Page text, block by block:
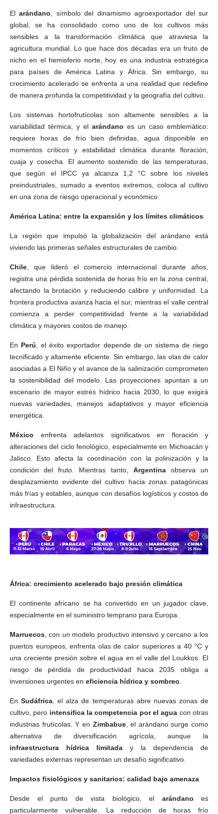
Elarándano, símbolo del dinamismo agroexportador del sur
global, se ha consolidado como uno de los cultivos más
sensibles a la transformación climática que atraviesa la
agricultura mundial. Lo que hace dos décadas era un fruto de
nicho en el hemisferio norte, hoy es una industria estratégica
para países de América Latina y África. Sin embargo, su
crecimiento acelerado se enfrenta a una realidad que redefine
de manera profunda la competitividad y la geografía del cultivo.
Los sistemas hortofrutícolas son altamente sensibles a la
variabilidad térmica, y el arándano es un caso emblemático:
requiere horas de frío bien definidas, agua disponible en
momentos críticos y estabilidad climática durante floración,
cuaja y cosecha. El aumento sostenido de las temperaturas,
que según el IPCC ya alcanza 1,2 °C sobre los niveles
preindustriales, sumado a eventos extremos, coloca al cultivo
en una zona de riesgo operacional y económico.
América Latina: entre la expansión y los límites climáticos
La región que impulsó la globalización del arándano está
viviendo las primeras señales estructurales de cambio.
Chile, que lideró el comercio internacional durante años,
registra una pérdida sostenida de horas frío en la zona central,
afectando la brotación y reduciendo calibre y uniformidad. La
frontera productiva avanza hacia el sur, mientras el valle central
comienza a perder competitividad frente a la variabilidad
climática y mayores costos de manejo.
En Perú, el éxito exportador depende de un sistema de riego
tecnificado y altamente eficiente. Sin embargo, las olas de calor
asociadas a El Niño y el avance de la salinización comprometen
la sostenibilidad del modelo. Las proyecciones apuntan a un
escenario de mayor estrés hídrico hacia 2030, lo que exigirá
nuevas variedades, manejos adaptativos y mayor eficiencia
energética.
México enfrenta adelantos significativos en floración y
alteraciones del ciclo fenológico, especialmente en Michoacán y
Jalisco. Esto afecta la coordinación con la polinización y la
condición del fruto. Mientras tanto, Argentinaobserva un
desplazamiento evidente del cultivo hacia zonas patagónicas
más frías y estables, aunque con desafíos logísticos y costos de
infraestructura.
África: crecimiento acelerado bajo presión climática
El continente africano se ha convertido en un jugador clave,
especialmente en el suministro temprano para Europa.
Marruecos , con un modelo productivo intensivo y cercano a los
puertos europeos, enfrenta olas de calor superiores a 40 °C y
una creciente presión sobre el agua en el valle del Loukkos. El
riesgo de pérdida de productividad hacia 2035 obliga a
inversiones urgentes en eficiencia hídrica y sombreo
EnSudáfrica , el alza de temperaturas abre nuevas zonas de
cultivo, pero intensifica la competencia por el agua con otras
industrias frutícolas. Y en Zimbabue, el arándano surge como
alternativa de diversificación agrícola, aunque la
infraestructura hídrica limitada y la dependencia de
variedades externas representan un desafío significativo.
Impactos fisiológicos y sanitarios: calidad bajo amenaza
Desde el punto de vista biológico, el arándano es
particularmente vulnerable. La reducción de horas frío